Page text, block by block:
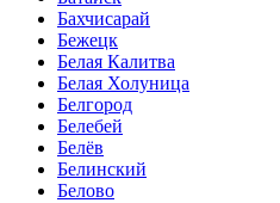
Бахчисарай
Бежецк
Белая Калитва
Белая Холуница
Белгород
Белебей
Белёв
Белинский
Белово